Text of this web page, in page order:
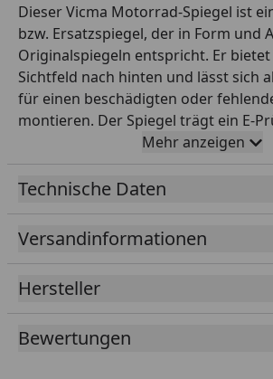
Dieser Vicma Motorrad-Spiegel ist
bzw. Ersatzspiegel, der in Form und
Originalspiegeln entspricht. Er
Sichtfeld nach hinten und lässt sich
für einen beschädigten oder
montieren. Der Spiegel trägt ein E-
ist damit für den Straßenverkehr
Anbau/Gewinde laut Hersteller:
rechtsanbau. Wichtig bei Spiegeln ist
Gewinderichtung: Linke Spiegel
Fahrzeug oft ein Linksgewinde,
von Zweirad-Zubehör mit breitem
findest du einen passenden Ersatz
Qualität. Wichtig: Gleiche vor dem
Mehr anzeigen
Technische Daten
Versandinformationen
Hersteller
Bewertungen